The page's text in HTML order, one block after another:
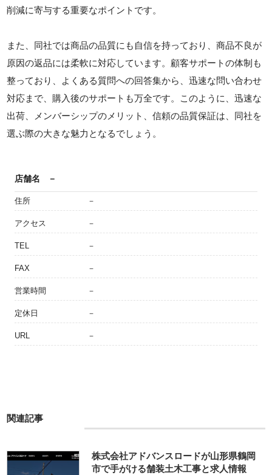
削減に寄与する重要なポイントです。
また、同社では商品の品質にも自信を持っており、商品不良が
原因の返品には柔軟に対応しています。顧客サポートの体制も
整っており、よくある質問への回答集から、迅速な問い合わせ
対応まで、購入後のサポートも万全です。このように、迅速な
出荷、メンバーシップのメリット、信頼の品質保証は、同社を
選ぶ際の大きな魅力となるでしょう。
店舗名 －
住所 －
アクセス －
TEL －
FAX －
営業時間 －
定休日 －
URL －
関連記事
株式会社アドバンスロードが山形県鶴岡
市で手がける舗装土木工事と求人情報